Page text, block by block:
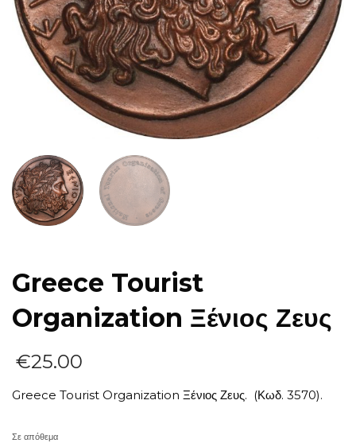
Greece Tourist
Organization Ξένιος Ζευς
€25.00
Greece Tourist Organization Ξένιος Ζευς. (Κωδ. 3570).
Σε απόθεμα